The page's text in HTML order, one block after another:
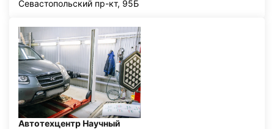
Севастопольский пр-кт, 95Б
Автотехцентр Научный